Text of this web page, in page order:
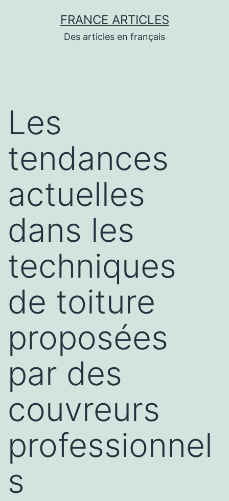
FRANCE ARTICLES
Des articles en français
Les
tendances
actuelles
dans les
techniques
de toiture
proposées
par des
couvreurs
professionnel
s